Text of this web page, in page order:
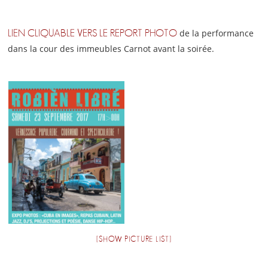
LIEN CLIQUABLE VERS LE REPORT PHOTOde la performance
dans la cour des immeubles Carnot avant la soirée.
[SHOW PICTURE LIST]